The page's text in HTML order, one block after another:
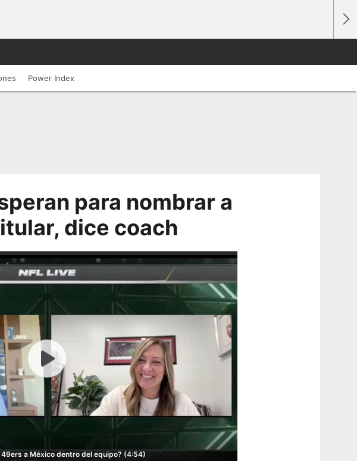
Power Index
para nombrar a
dice coach
a México dentro del equipo? (4:54)